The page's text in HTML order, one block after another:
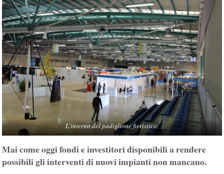
L’interno del padiglione fieristico.
Mai come oggi fondi e investitori disponibili a rendere
possibili gli interventi di nuovi impianti non mancano.